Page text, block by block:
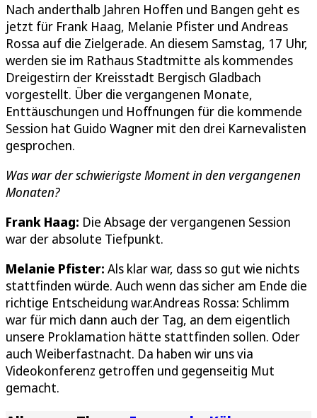
Nach anderthalb Jahren Hoffen und Bangen geht es
jetzt für Frank Haag, Melanie Pfister und Andreas
Rossa auf die Zielgerade. An diesem Samstag, 17 Uhr,
werden sie im Rathaus Stadtmitte als kommendes
Dreigestirn der Kreisstadt Bergisch Gladbach
vorgestellt. Über die vergangenen Monate,
Enttäuschungen und Hoffnungen für die kommende
Session hat Guido Wagner mit den drei Karnevalisten
gesprochen.
Was war der schwierigste Moment in den vergangenen
Monaten?
Frank Haag: Die Absage der vergangenen Session
war der absolute Tiefpunkt.
Melanie Pfister: Als klar war, dass so gut wie nichts
stattfinden würde. Auch wenn das sicher am Ende die
richtige Entscheidung war.Andreas Rossa: Schlimm
war für mich dann auch der Tag, an dem eigentlich
unsere Proklamation hätte stattfinden sollen. Oder
auch Weiberfastnacht. Da haben wir uns via
Videokonferenz getroffen und gegenseitig Mut
gemacht.